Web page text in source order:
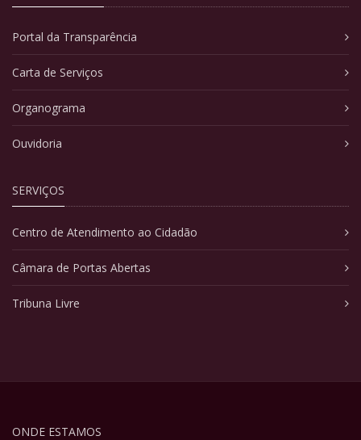
Portal da Transparência
Carta de Serviços
Organograma
Ouvidoria
SERVIÇOS
Centro de Atendimento ao Cidadão
Câmara de Portas Abertas
Tribuna Livre
ONDE ESTAMOS